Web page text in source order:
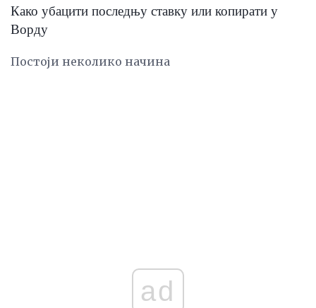
Како убацити последњу ставку или копирати у
Ворду
Постоји неколико начина
ad